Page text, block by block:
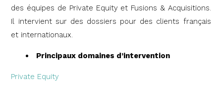
des équipes de Private Equity et Fusions & Acquisitions.
Il intervient sur des dossiers pour des clients français
et internationaux.
Principaux domaines d’intervention
Private Equity